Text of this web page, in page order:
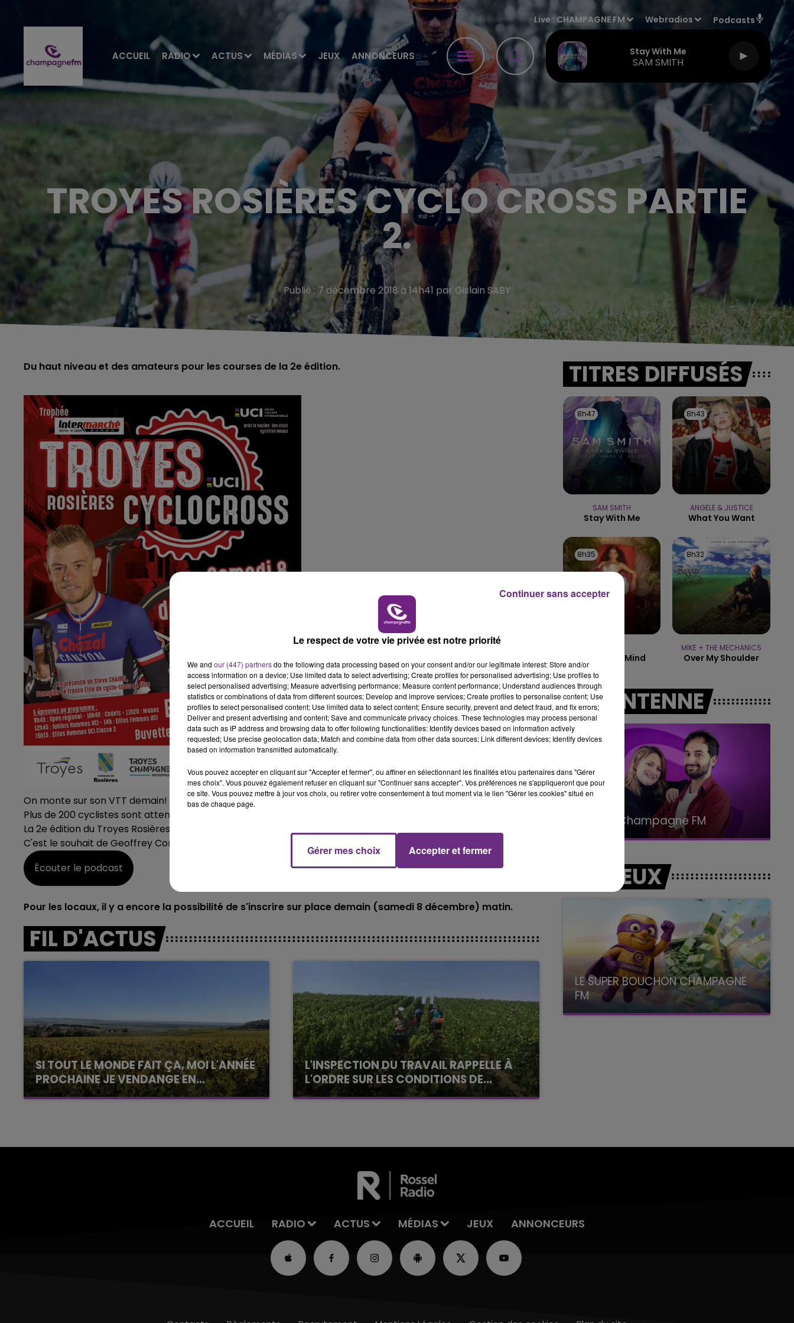
ACCUEIL RADIO ACTUS MÉDIAS JEUX ANNONCEURS
Live : CHAMPAGNE FM Webradios Podcasts
Stay With Me
SAM SMITH
10h00 - 14h00
LE TICKET DE CAISSE
15h00 - 19h00
LE CLUB CHAMPAGNE FM
TROYES ROSIÈRES CYCLO CROSS PARTIE
2.
Publié : 7 décembre 2018 à 14h41 par Gislain SABY
Du haut niveau et des amateurs pour les courses de la 2e édition.
On monte sur son VTT demain!
Plus de 200 cyclistes sont attendus au complexe Henri Terré de Rosières-Près-Troyes.
La 2e édition du Troyes Rosières Cyclo cross ajoute cette année des épreuves pour les pros et les amateurs.
C'est le souhait de Geoffrey Corniau, l'un des organisateurs, pour que tout le monde y trouve sa place.
Écouter le podcast
Pour les locaux, il y a encore la possibilité de s'inscrire sur place demain (samedi 8 décembre) matin.
FIL D'ACTUS
SI TOUT LE MONDE FAIT ÇA, MOI L'ANNÉE
PROCHAINE JE VENDANGE EN...
La vendange en Champagne a débuté ce jeudi
L'INSPECTION DU TRAVAIL RAPPELLE À
L'ORDRE SUR LES CONDITIONS DE...
Alors que les dates de début des vendange
TITRES DIFFUSÉS
8h47
8h47
SAM SMITH
Stay With Me
8h43
8h43
ANGELE & JUSTICE
What You Want
8h35
8h35
One Track Mind
8h32
8h32
MIKE + THE MECHANICS
Over My Shoulder
A L'ANTENNE
La Radio Pop LA POP MACHINE - CHAMPAGNE FM
LES JEUX
LE SUPER BOUCHON CHAMPAGNE
FM
avec La Famille Champagne FM, à 8H10
ACCUEIL RADIO ACTUS MÉDIAS JEUX ANNONCEURS
Le respect de votre vie privée est notre priorité
We and our (447) partnersdo the following data processing based on your consent and/or our legitimate interest: Store and/or
access information on a device; Use limited data to select advertising; Create profiles for personalised advertising; Use profiles to
select personalised advertising; Measure advertising performance; Measure content performance; Understand audiences through
statistics or combinations of data from different sources; Develop and improve services; Create profiles to personalise content; Use
profiles to select personalised content; Use limited data to select content; Ensure security, prevent and detect fraud, and fix errors;
Deliver and present advertising and content; Save and communicate privacy choices. These technologies may process personal
data such as IP address and browsing data to offer following functionalities: Identify devices based on information actively
requested; Use precise geolocation data; Match and combine data from other data sources; Link different devices; Identify devices
based on information transmitted automatically.
Vous pouvez accepter en cliquant sur "Accepter et fermer", ou affiner en sélectionnant les finalités et/ou partenaires dans "Gérer
mes choix". Vous pouvez également refuser en cliquant sur "Continuer sans accepter". Vos préférences ne s'appliqueront que pour
ce site. Vous pouvez mettre à jour vos choix, ou retirer votre consentement à tout moment via le lien "Gérer les cookies" situé en
bas de chaque page.
Gérer mes choix Accepter et fermer
Continuer sans accepter